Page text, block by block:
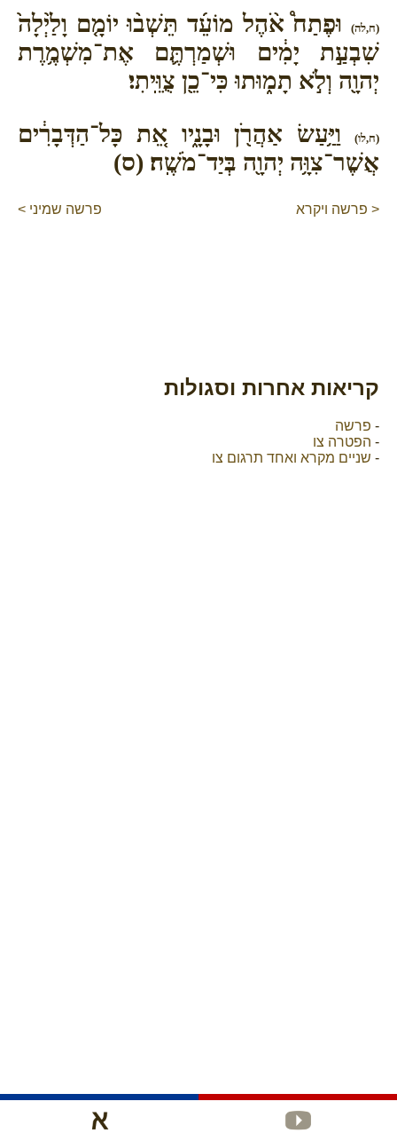
(ח,לה)
וּפֶתַח֩ אֹ֨הֶל מוֹעֵ֜ד תֵּשְׁב֨וּ יוֹמָ֤ם וָלַ֙יְלָה֙
שִׁבְעַ֣ת יָמִ֔ים וּשְׁמַרְתֶּ֛ם אֶת־מִשְׁמֶ֥רֶת
יְהוָ֖ה וְלֹ֣א תָמ֑וּתוּ כִּי־כֵ֖ן צֻוֵּֽיתִי׃
(ח,לו)
וַיַּ֥עַשׂ אַהֲרֹ֖ן וּבָנָ֑יו אֵ֚ת כָּל־הַדְּבָרִ֔ים
אֲשֶׁר־צִוָּ֥ה יְהוָ֖ה בְּיַד־מֹשֶֽׁה׃ (ס)
< פרשה ויקרא פרשה שמיני >
קריאות אחרות וסגולות
- פרשה
- הפטרה צו
- שניים מקרא ואחד תרגום צו